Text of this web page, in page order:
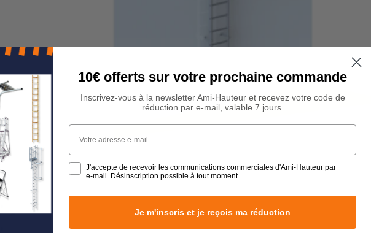
10€ offerts sur votre prochaine commande
Inscrivez-vous à la newsletter Ami-Hauteur et recevez votre code de
réduction par e-mail, valable 7 jours.
Votre adresse e-mail
J'accepte de recevoir les communications commerciales d'Ami-Hauteur par
e-mail. Désinscription possible à tout moment.
Je m'inscris et je reçois ma réduction